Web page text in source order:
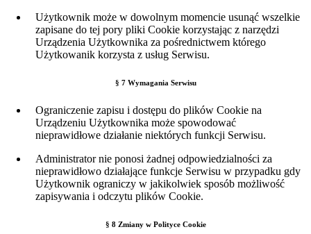
Użytkownik może w dowolnym momencie usunąć wszelkie
zapisane do tej pory pliki Cookie korzystając z narzędzi
Urządzenia Użytkownika za pośrednictwem którego
Użytkowanik korzysta z usług Serwisu.
§ 7 Wymagania Serwisu
Ograniczenie zapisu i dostępu do plików Cookie na
Urządzeniu Użytkownika może spowodować
nieprawidłowe działanie niektórych funkcji Serwisu.
Administrator nie ponosi żadnej odpowiedzialności za
nieprawidłowo działające funkcje Serwisu w przypadku gdy
Użytkownik ograniczy w jakikolwiek sposób możliwość
zapisywania i odczytu plików Cookie.
§ 8 Zmiany w Polityce Cookie